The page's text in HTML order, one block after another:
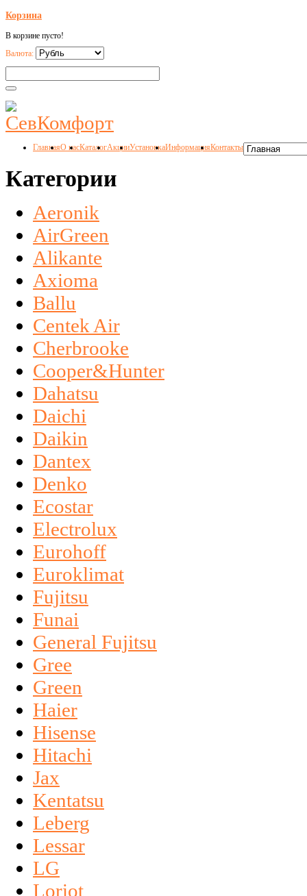
Корзина
В корзине пусто!
Валюта:
ГлавнаяО насКаталогАкцииУстановкаИнформацияКонтакты
Категории
Aeronik
AirGreen
Alikante
Axioma
Ballu
Centek Air
Cherbrooke
Cooper&Hunter
Dahatsu
Daichi
Daikin
Dantex
Denko
Ecostar
Electrolux
Eurohoff
Euroklimat
Fujitsu
Funai
General Fujitsu
Gree
Green
Haier
Hisense
Hitachi
Jax
Kentatsu
Leberg
Lessar
LG
Loriot